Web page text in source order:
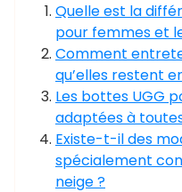
Quelle est la
pour femmes et
Comment
qu’elles restent
Les bottes UGG
adaptées à
Existe-t-il des
spécialement
neige ?